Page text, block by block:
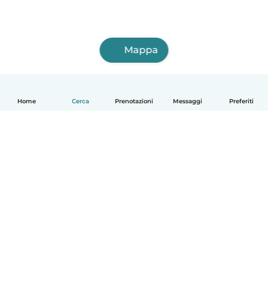
Home Cerca Prenotazioni Messaggi Preferiti
Mappa